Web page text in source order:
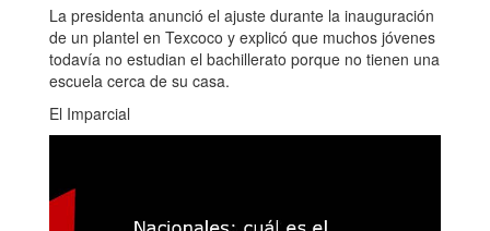
La presidenta anunció el ajuste durante la inauguración
de un plantel en Texcoco y explicó que muchos jóvenes
todavía no estudian el bachillerato porque no tienen una
escuela cerca de su casa.
El Imparcial